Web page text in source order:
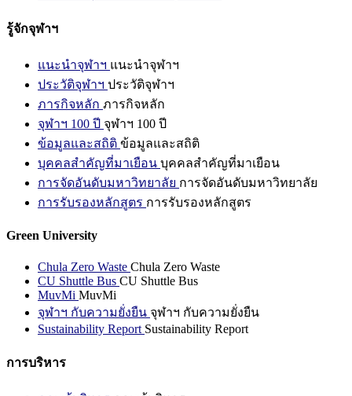
รู้จักจุฬาฯ
แนะนำจุฬาฯ แนะนำจุฬาฯ
ประวัติจุฬาฯ ประวัติจุฬาฯ
ภารกิจหลัก ภารกิจหลัก
จุฬาฯ 100 ปี จุฬาฯ 100 ปี
ข้อมูลและสถิติ ข้อมูลและสถิติ
บุคคลสำคัญที่มาเยือน บุคคลสำคัญที่มาเยือน
การจัดอันดับมหาวิทยาลัย การจัดอันดับมหาวิทยาลัย
การรับรองหลักสูตร การรับรองหลักสูตร
Green University
Chula Zero Waste Chula Zero Waste
CU Shuttle Bus CU Shuttle Bus
MuvMi MuvMi
จุฬาฯ กับความยั่งยืน จุฬาฯ กับความยั่งยืน
Sustainability Report Sustainability Report
การบริหาร